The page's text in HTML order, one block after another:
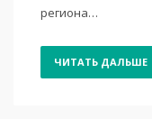
региона…
ЧИТАТЬ ДАЛЬШЕ